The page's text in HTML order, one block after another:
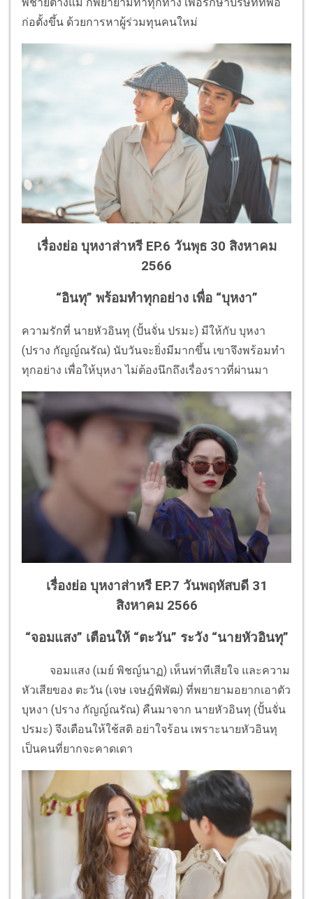
ก่อตั้งขึ้น ด้วยการหาผู้ร่วมทุนคนใหม่
เรื่องย่อ บุหงาส่าหรี EP.6 วันพุธ 30 สิงหาคม
2566
“อินทุ” พร้อมทำทุกอย่าง เพื่อ “บุหงา”
ความรักที่ นายหัวอินทุ (ปั้นจั่น ปรมะ) มีให้กับ บุหงา
(ปราง กัญญ์ณรัณ) นับวันจะยิ่งมีมากขึ้น เขาจึงพร้อมทำ
ทุกอย่าง เพื่อให้บุหงา ไม่ต้องนึกถึงเรื่องราวที่ผ่านมา
เรื่องย่อ บุหงาส่าหรี EP.7 วันพฤหัสบดี 31
สิงหาคม 2566
“จอมแสง” เตือนให้ “ตะวัน” ระวัง “นายหัวอินทุ”
จอมแสง (เมย์ พิชญ์นาฏ) เห็นท่าทีเสียใจ และความ
หัวเสียของ ตะวัน (เจษ เจษฎ์พิพัฒ) ที่พยายามอยากเอาตัว
บุหงา (ปราง กัญญ์ณรัณ) คืนมาจาก นายหัวอินทุ (ปั้นจั่น
ปรมะ) จึงเตือนให้ใช้สติ อย่าใจร้อน เพราะนายหัวอินทุ
เป็นคนที่ยากจะคาดเดา